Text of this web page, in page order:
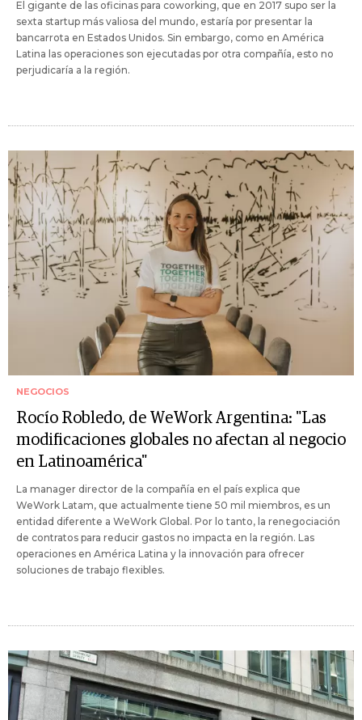
El gigante de las oficinas para coworking, que en 2017 supo ser la
sexta startup más valiosa del mundo, estaría por presentar la
bancarrota en Estados Unidos. Sin embargo, como en América
Latina las operaciones son ejecutadas por otra compañía, esto no
perjudicaría a la región.
NEGOCIOS
Rocío Robledo, de WeWork Argentina: "Las
modificaciones globales no afectan al negocio
en Latinoamérica"
La manager director de la compañía en el país explica que
WeWork Latam, que actualmente tiene 50 mil miembros, es un
entidad diferente a WeWork Global. Por lo tanto, la renegociación
de contratos para reducir gastos no impacta en la región. Las
operaciones en América Latina y la innovación para ofrecer
soluciones de trabajo flexibles.